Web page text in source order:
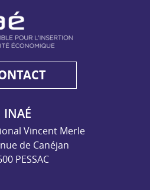
INAÉ
Vincent Merle
de Canéjan
PESSAC